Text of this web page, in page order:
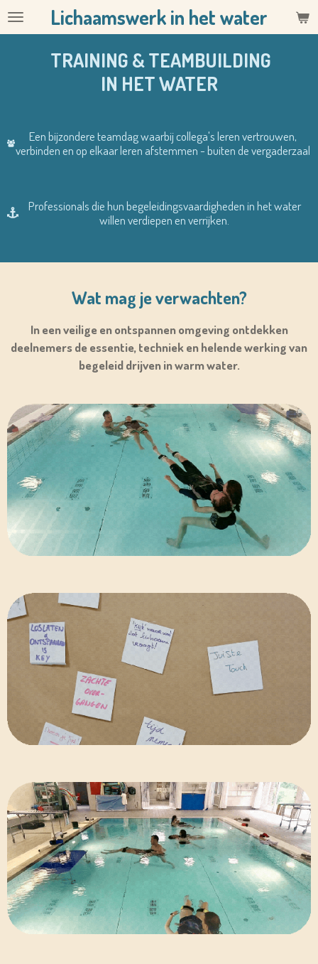
Ga
direct
Lichaamswerk in het water
TRAINING & TEAMBUILDING
IN HET WATER
Een bijzondere teamdag waarbij collega's leren vertrouwen,
verbinden en op elkaar leren afstemmen - buiten de vergaderzaal
Professionals die hun begeleidingsvaardigheden in het water
willen verdiepen en verrijken.
Wat mag je verwachten?
In een veilige en ontspannen omgeving ontdekken
deelnemers de essentie, techniek en helende werking van
begeleid drijven in warm water.